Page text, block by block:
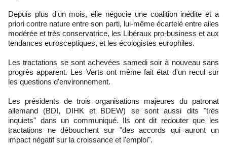
Depuis plus d'un mois, elle négocie une coalition inédite et a
priori contre nature entre son parti, lui-même écartelé entre ailes
modérée et très conservatrice, les Libéraux pro-business et aux
tendances eurosceptiques, et les écologistes europhiles.
Les tractations se sont achevées samedi soir à nouveau sans
progrès apparent. Les Verts ont même fait état d'un recul sur
les questions d'environnement.
Les présidents de trois organisations majeures du patronat
allemand (BDI, DIHK et BDEW) se sont aussi dits "très
inquiets" dans un communiqué. Ils ont dit redouter que les
tractations ne débouchent sur "des accords qui auront un
impact négatif sur la croissance et l'emploi".